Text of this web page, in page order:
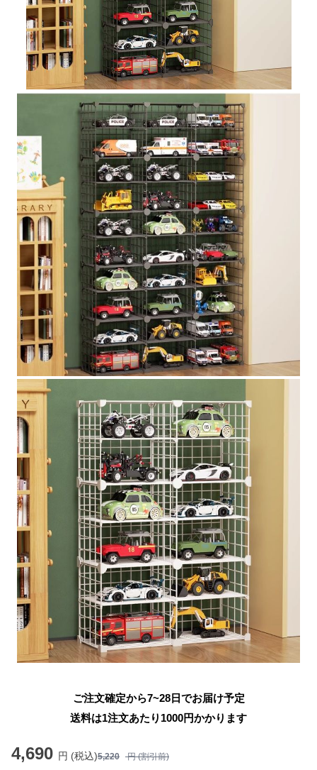
ご注文確定から7~28日でお届け予定
送料は1注文あたり 1000円かかります
4,690 円 (税込)5,220 円 (割引前)